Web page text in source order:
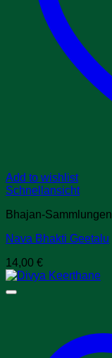
Add to wishlist
Schnellansicht
Bhajan-Sammlungen
Nava Bhakti Geetalu
14,00 €